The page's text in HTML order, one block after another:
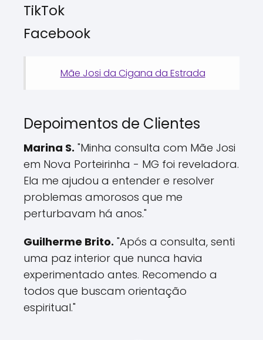
TikTok
Facebook
Mãe Josi da Cigana da Estrada
Depoimentos de Clientes
Marina S. "Minha consulta com Mãe Josi
em Nova Porteirinha - MG foi reveladora.
Ela me ajudou a entender e resolver
problemas amorosos que me
perturbavam há anos."
Guilherme Brito. "Após a consulta, senti
uma paz interior que nunca havia
experimentado antes. Recomendo a
todos que buscam orientação
espiritual."